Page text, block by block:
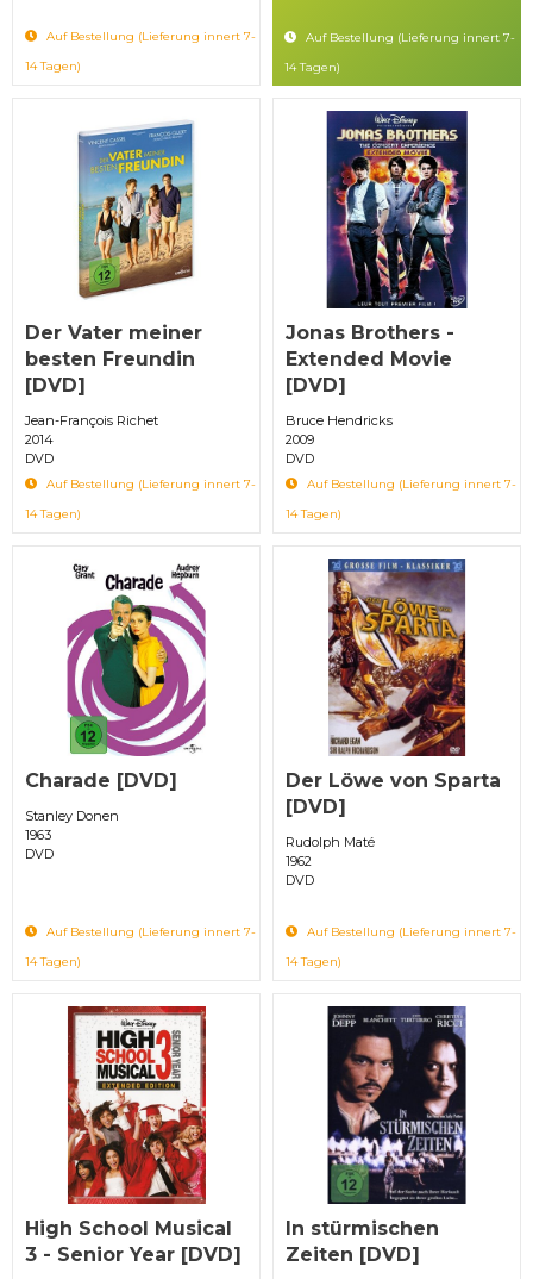
Auf Bestellung (Lieferung innert 7-
14 Tagen)
Auf Bestellung (Lieferung innert 7-
14 Tagen)
Der Vater meiner
besten Freundin
[DVD]
Jean-François Richet
2014
DVD
Auf Bestellung (Lieferung innert 7-
14 Tagen)
Jonas Brothers -
Extended Movie
[DVD]
Bruce Hendricks
2009
DVD
Auf Bestellung (Lieferung innert 7-
14 Tagen)
Charade [DVD]
Stanley Donen
1963
DVD
Auf Bestellung (Lieferung innert 7-
14 Tagen)
Der Löwe von Sparta
[DVD]
Rudolph Maté
1962
DVD
Auf Bestellung (Lieferung innert 7-
14 Tagen)
High School Musical
3 - Senior Year [DVD]
In stürmischen
Zeiten [DVD]